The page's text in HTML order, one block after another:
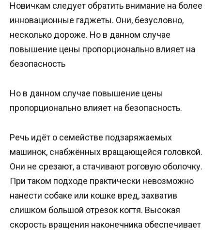
Новичкам следует обратить внимание на более
инновационные гаджеты. Они, безусловно,
несколько дороже. Но в данном случае
повышение цены пропорционально влияет на
безопасность
Но в данном случае повышение цены
пропорционально влияет на безопасность.
Речь идёт о семействе подзаряжаемых
машинок, снабжённых вращающейся головкой.
Они не срезают, а стачивают роговую оболочку.
При таком подходе практически невозможно
нанести собаке или кошке вред, захватив
слишком большой отрезок когтя. Высокая
скорость вращения наконечника обеспечивает